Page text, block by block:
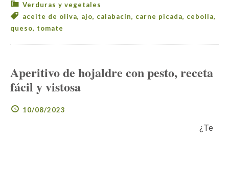
Verduras y vegetales
aceite de oliva, ajo, calabacín, carne picada, cebolla,
queso, tomate
Aperitivo de hojaldre con pesto, receta
fácil y vistosa
10/08/2023
¿Te